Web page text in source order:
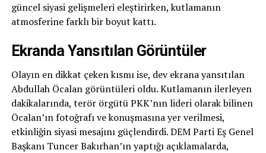
güncel siyasi gelişmeleri eleştirirken, kutlamanın
atmosferine farklı bir boyut kattı.
Ekranda Yansıtılan Görüntüler
Olayın en dikkat çeken kısmı ise, dev ekrana yansıtılan
Abdullah Öcalan görüntüleri oldu. Kutlamanın ilerleyen
dakikalarında, terör örgütü PKK’nın lideri olarak bilinen
Öcalan’ın fotoğrafı ve konuşmasına yer verilmesi,
etkinliğin siyasi mesajını güçlendirdi. DEM Parti Eş Genel
Başkanı Tuncer Bakırhan’ın yaptığı açıklamalarda,